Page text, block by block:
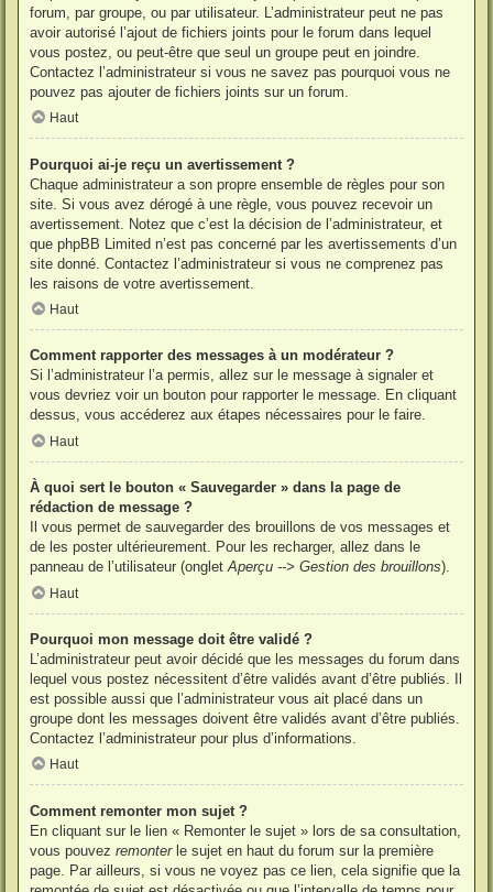
forum, par groupe, ou par utilisateur. L’administrateur peut ne pas
avoir autorisé l’ajout de fichiers joints pour le forum dans lequel
vous postez, ou peut-être que seul un groupe peut en joindre.
Contactez l’administrateur si vous ne savez pas pourquoi vous ne
pouvez pas ajouter de fichiers joints sur un forum.
Haut
Pourquoi ai-je reçu un avertissement ?
Chaque administrateur a son propre ensemble de règles pour son
site. Si vous avez dérogé à une règle, vous pouvez recevoir un
avertissement. Notez que c’est la décision de l’administrateur, et
que phpBB Limited n’est pas concerné par les avertissements d’un
site donné. Contactez l’administrateur si vous ne comprenez pas
les raisons de votre avertissement.
Haut
Comment rapporter des messages à un modérateur ?
Si l’administrateur l’a permis, allez sur le message à signaler et
vous devriez voir un bouton pour rapporter le message. En cliquant
dessus, vous accéderez aux étapes nécessaires pour le faire.
Haut
À quoi sert le bouton « Sauvegarder » dans la page de
rédaction de message ?
Il vous permet de sauvegarder des brouillons de vos messages et
de les poster ultérieurement. Pour les recharger, allez dans le
panneau de l’utilisateur (ongletAperçu --> Gestion des brouillons).
Haut
Pourquoi mon message doit être validé ?
L’administrateur peut avoir décidé que les messages du forum dans
lequel vous postez nécessitent d’être validés avant d’être publiés. Il
est possible aussi que l’administrateur vous ait placé dans un
groupe dont les messages doivent être validés avant d’être publiés.
Contactez l’administrateur pour plus d’informations.
Haut
Comment remonter mon sujet ?
En cliquant sur le lien « Remonter le sujet » lors de sa consultation,
vous pouvez remonterle sujet en haut du forum sur la première
page. Par ailleurs, si vous ne voyez pas ce lien, cela signifie que la